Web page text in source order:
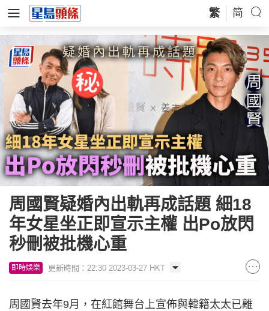
繁 简
周國賢疑婚內出軌再成話題 細18
年女星坐正即宣示主權 出Po放閃
秒刪被批機心重
即時娛樂 更新時間：22:30 2023-03-27 HKT
周國賢去年9月，在紅館舞台上宣佈與韓籍太太已離